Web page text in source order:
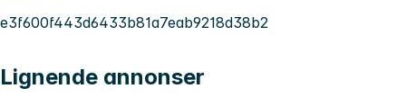
e3f600f443d6433b81a7eab9218d38b2
Lignende annonser